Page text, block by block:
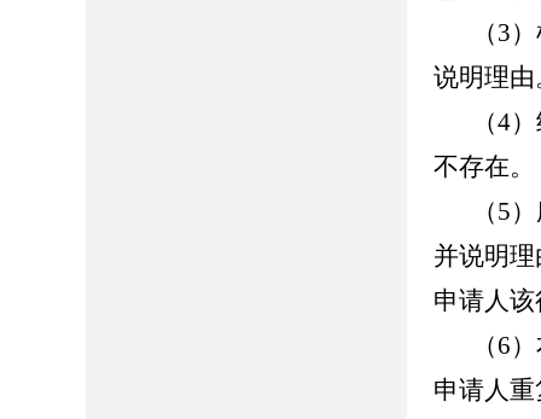
（3
说明理由
（4
不存在。
（5
并说明
申请人
（6
申请人